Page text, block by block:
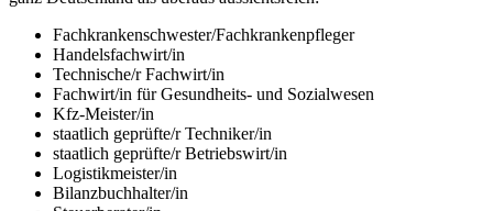
Fachkrankenschwester/Fachkrankenpfleger
Handelsfachwirt/in
Technische/r Fachwirt/in
Fachwirt/in für Gesundheits- und Sozialwesen
Kfz-Meister/in
staatlich geprüfte/r Techniker/in
staatlich geprüfte/r Betriebswirt/in
Logistikmeister/in
Bilanzbuchhalter/in